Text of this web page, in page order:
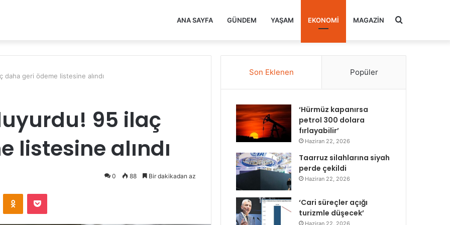
ANA SAYFA GÜNDEM YAŞAM EKONOMI MAGAZIN Arama
daha geri ödeme listesine alındı
95 ilaç
listesine alındı
0 88 Bir dakikadan az
Odnoklassniki
Pocket
Son Eklenen Popüler
‘Hürmüz kapanırsa
petrol 300 dolara
fırlayabilir’
Haziran 22, 2026
Taarruz silahlarına siyah
perde çekildi
Haziran 22, 2026
‘Cari süreçler açığı
turizmle düşecek’
Haziran 22, 2026